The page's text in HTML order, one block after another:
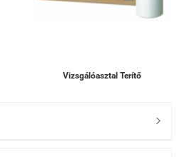
Vizsgálóasztal Terítő
